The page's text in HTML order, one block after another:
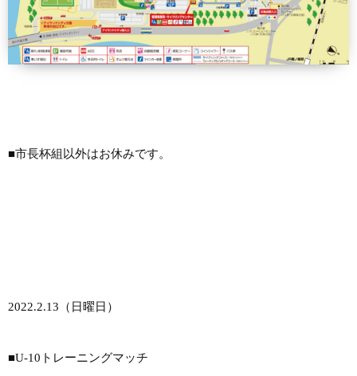
■市長杯組以外はお休みです。
2022.2.13（日曜日）
■U-10トレーニングマッチ